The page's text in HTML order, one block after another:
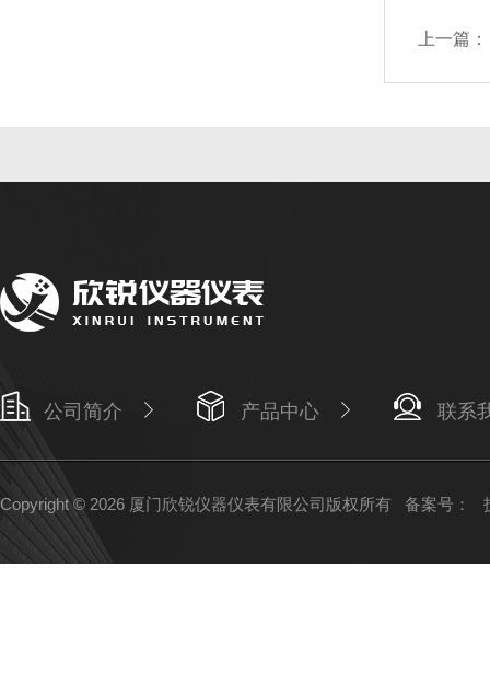
上一篇：
公司简介 产品中心 联系
Copyright © 2026 厦门欣锐仪器仪表有限公司版权所有 备案号：